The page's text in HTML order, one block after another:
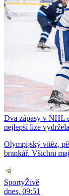
Dva zápasy v NHL
nejlepší lize
Olympijský vítěz,
brankář. Všichni
SportyŽivě
dnes, 09:51